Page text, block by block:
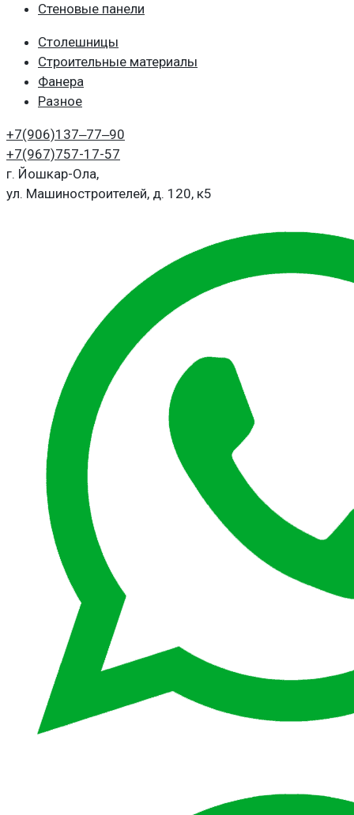
Стеновые панели
Столешницы
Строительные материалы
Фанера
Разное
+7(906)137‒77‒90
+7(967)757-17-57
г. Йошкар-Ола,
ул. Машиностроителей, д. 120, к5